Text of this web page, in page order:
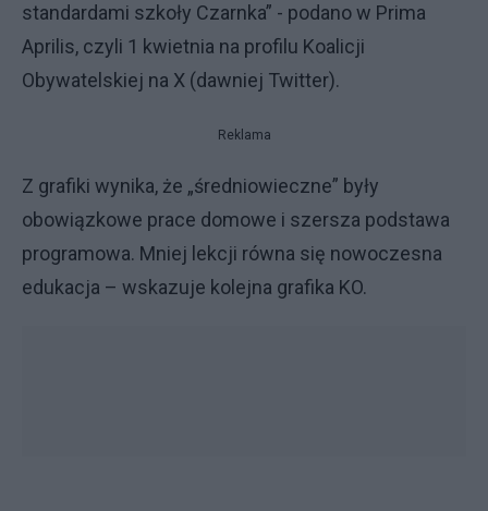
standardami szkoły Czarnka” - podano w Prima
Aprilis, czyli 1 kwietnia na profilu Koalicji
Obywatelskiej na X (dawniej Twitter).
Reklama
Z grafiki wynika, że „średniowieczne” były
obowiązkowe prace domowe i szersza podstawa
programowa. Mniej lekcji równa się nowoczesna
edukacja – wskazuje kolejna grafika KO.